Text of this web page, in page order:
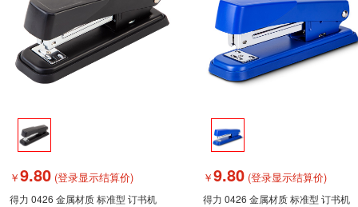
￥9.80 (登录显示结算价)
得力 0426 金属材质 标准型 订书机
￥9.80 (登录显示结算价)
得力 0426 金属材质 标准型 订书机